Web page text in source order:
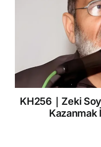
KH256｜Zeki
Kazanmak